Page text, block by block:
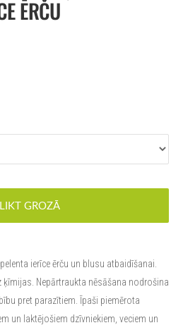
ĒRČU
GROZĀ
ierīce ērču un blusu atbaidīšanai.
ķīmijas. Nepārtraukta nēsāšana nodrošina
pret parazītiem. Īpaši piemērota
un laktējošiem dzīvniekiem, veciem un